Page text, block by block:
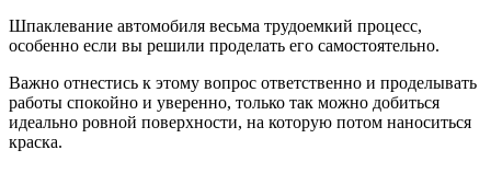
Шпаклевание автомобиля весьма трудоемкий процесс,
особенно если вы решили проделать его самостоятельно.
Важно отнестись к этому вопрос ответственно и проделывать
работы спокойно и уверенно, только так можно добиться
идеально ровной поверхности, на которую потом наноситься
краска.